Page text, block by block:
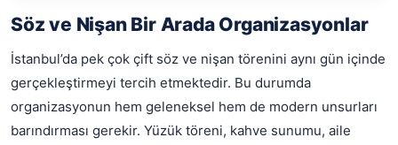
Söz ve Nişan Bir Arada Organizasyonlar
İstanbul’da pek çok çift söz ve nişan törenini aynı gün içinde
gerçekleştirmeyi tercih etmektedir. Bu durumda
organizasyonun hem geleneksel hem de modern unsurları
barındırması gerekir. Yüzük töreni, kahve sunumu, aile